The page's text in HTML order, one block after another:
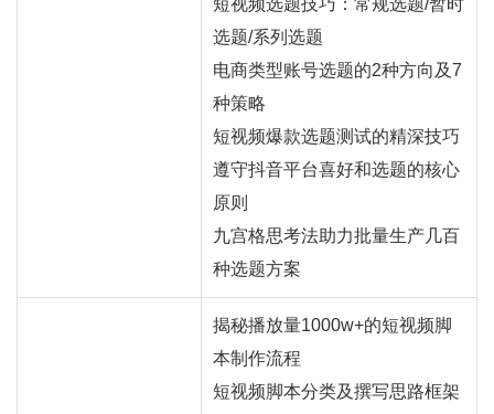
短视频选题技巧：常规选题/暂时
选题/系列选题
电商类型账号选题的2种方向及7
种策略
短视频爆款选题测试的精深技巧
遵守抖音平台喜好和选题的核心
原则
九宫格思考法助力批量生产几百
种选题方案
揭秘播放量1000w+的短视频脚
本制作流程
短视频脚本分类及撰写思路框架